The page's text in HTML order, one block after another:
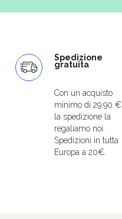
Spedizione
gratuita
Con un acquisto
minimo di 29.90 €
la spedizione la
regaliamo noi.
Spedizioni in tutta
Europa a 20€.